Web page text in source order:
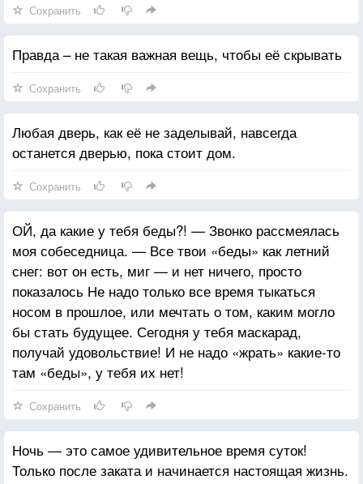
Сохранить
Правда – не такая важная вещь, чтобы её скрывать
Сохранить
Любая дверь, как её не заделывай, навсегда
останется дверью, пока стоит дом.
Сохранить
ОЙ, да какие у тебя беды?! — Звонко рассмеялась
моя собеседница. — Все твои «беды» как летний
снег: вот он есть, миг — и нет ничего, просто
показалось Не надо только все время тыкаться
носом в прошлое, или мечтать о том, каким могло
бы стать будущее. Сегодня у тебя маскарад,
получай удовольствие! И не надо «жрать» какие-то
там «беды», у тебя их нет!
Сохранить
Ночь — это самое удивительное время суток!
Только после заката и начинается настоящая жизнь.